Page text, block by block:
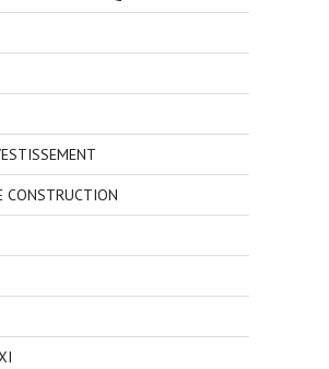
CONSTRUCTION